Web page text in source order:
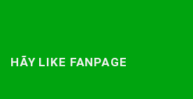
HÃY LIKE FANPAGE